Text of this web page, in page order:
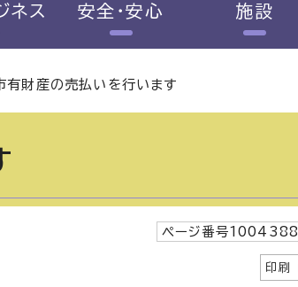
ネス 安全・安心 施設
有財産の売払いを行います
ページ番号1004388
印刷